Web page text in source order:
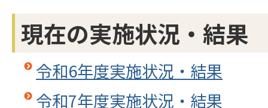
現在の実施状況・結果
令和6年度実施状況・結果
令和7年度実施状況・結果